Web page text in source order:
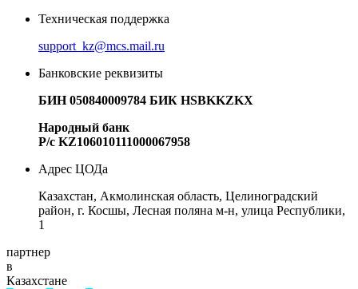
Техническая поддержка
support_kz@mcs.mail.ru
Банковские реквизиты
БИН 050840009784 БИК HSBKKZKX
Народный банк
Р/с KZ106010111000067958
Адрес ЦОДа
Казахстан, Акмолинская область, Целиноградский
район, г. Косшы, Лесная поляна м-н, улица Республики,
1
партнер
в
Казахстане